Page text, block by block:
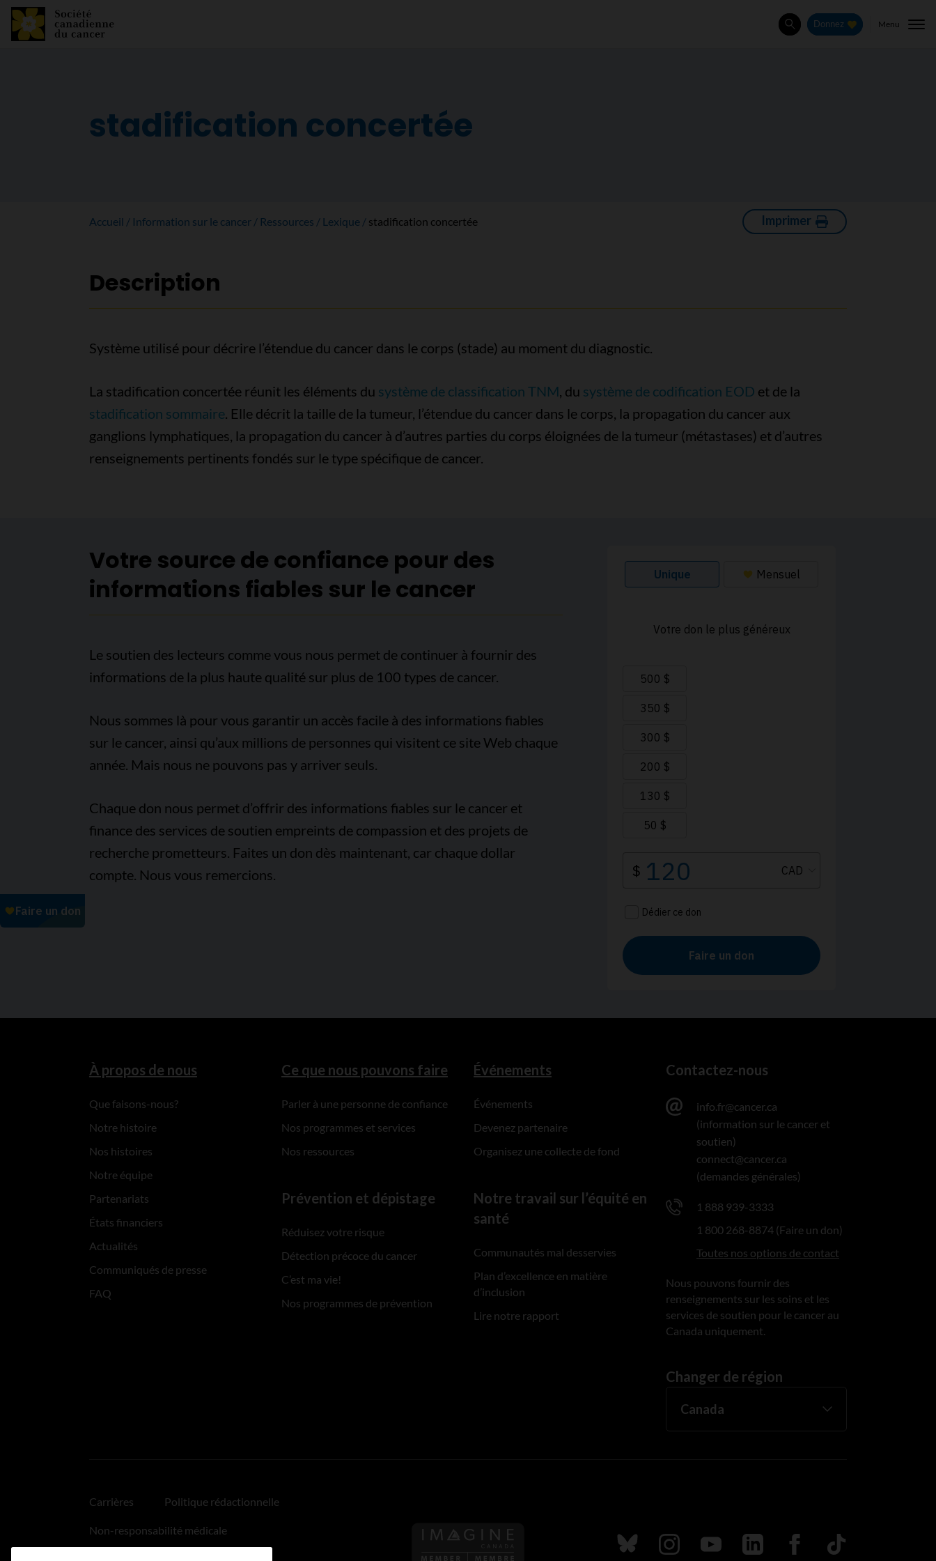
Rechercher
Donnez Menu
stadification concertée
Accueil Information sur le cancer Ressources Lexique stadification concertée Imprimer
Description
Système utilisé pour décrire l’étendue du cancer dans le corps (stade) au moment du diagnostic.
La stadification concertée réunit les éléments du système de classification TNM, du système de codification EOD et de la
stadification sommaire. Elle décrit la taille de la tumeur, l’étendue du cancer dans le corps, la propagation du cancer aux
ganglions lymphatiques, la propagation du cancer à d’autres parties du corps éloignées de la tumeur (métastases) et d’autres
renseignements pertinents fondés sur le type spécifique de cancer.
Votre source de confiance pour des
informations fiables sur le cancer
Le soutien des lecteurs comme vous nous permet de continuer à fournir des
informations de la plus haute qualité sur plus de 100 types de cancer.
Nous sommes là pour vous garantir un accès facile à des informations fiables
sur le cancer, ainsi qu’aux millions de personnes qui visitent ce site Web chaque
année. Mais nous ne pouvons pas y arriver seuls.
Chaque don nous permet d’offrir des informations fiables sur le cancer et
finance des services de soutien empreints de compassion et des projets de
recherche prometteurs. Faites un don dès maintenant, car chaque dollar
compte. Nous vous remercions.
À propos de nous
Que faisons-nous?
Notre histoire
Nos histoires
Notre équipe
Partenariats
États financiers
Actualités
Communiqués de presse
FAQ
Ce que nous pouvons faire
Parler à une personne de confiance
Nos programmes et services
Nos ressources
Prévention et dépistage
Réduisez votre risque
Détection précoce du cancer
C’est ma vie!
Nos programmes de prévention
Événements
Événements
Devenez partenaire
Organisez une collecte de fond
Notre travail sur l’équité en
santé
Communautés mal desservies
Plan d’excellence en matière
d’inclusion
Lire notre rapport
Contactez-nous
info.fr@cancer.ca
(information sur le cancer et
soutien)
connect@cancer.ca
(demandes générales)
1 888 939-3333
1 800 268-8874 (Faire un don)
Toutes nos options de contact
Nous pouvons fournir des
renseignements sur les soins et les
services de soutien pour le cancer au
Canada uniquement.
Changer de région
Carrières Politique rédactionnelle
Non-responsabilité médicale
Suivez nous sur Bluesky
Suivez nous sur Instagram
Suivez nous sur Youtube
Suivez nous sur LinkedIn
Suivez nous sur
TikTok